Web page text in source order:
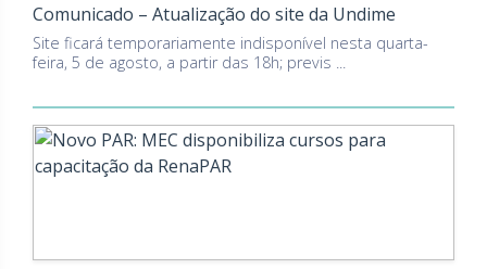
Comunicado – Atualização do site da Undime
Site ficará temporariamente indisponível nesta quarta-
feira, 5 de agosto, a partir das 18h; previs ...